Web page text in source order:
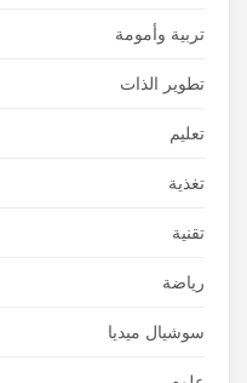
تربية وأمومة
تطوير الذات
تعليم
تغذية
تقنية
رياضة
سوشيال ميديا